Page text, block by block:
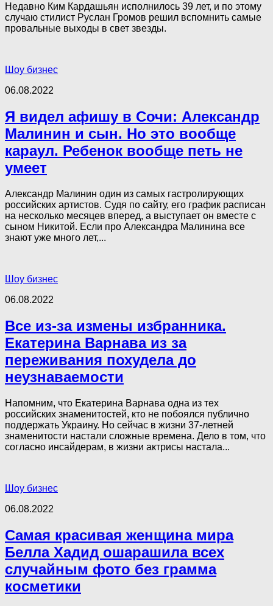
Недавно Ким Кардашьян исполнилось 39 лет, и по этому
случаю стилист Руслан Громов решил вспомнить самые
провальные выходы в свет звезды.
Шоу бизнес
06.08.2022
Я видел афишу в Сочи: Александр
Малинин и сын. Но это вообще
караул. Ребенок вообще петь не
умеет
Александр Малинин один из самых гастролирующих
российских артистов. Судя по сайту, его график расписан
на несколько месяцев вперед, а выступает он вместе с
сыном Никитой. Если про Александра Малинина все
знают уже много лет,...
Шоу бизнес
06.08.2022
Все из-за измены избранника.
Екатерина Варнава из за
переживания похудела до
неузнаваемости
Напомним, что Екатерина Варнава одна из тех
российских знаменитостей, кто не побоялся публично
поддержать Украину. Но сейчас в жизни 37-летней
знаменитости настали сложные времена. Дело в том, что
согласно инсайдерам, в жизни актрисы настала...
Шоу бизнес
06.08.2022
Самая красивая женщина мира
Белла Хадид ошарашила всех
случайным фото без грамма
косметики